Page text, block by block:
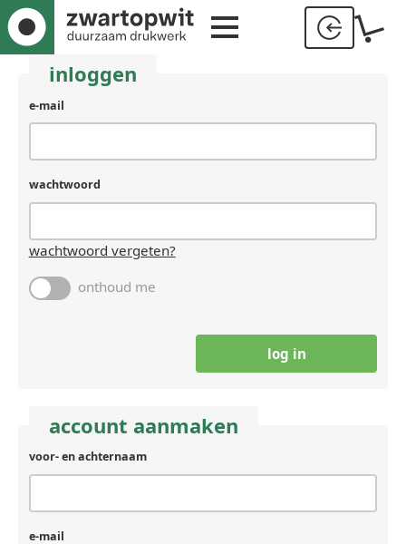
inloggen
e-mail
wachtwoord
wachtwoord vergeten?
onthoud me
account aanmaken
voor- en achternaam
e-mail